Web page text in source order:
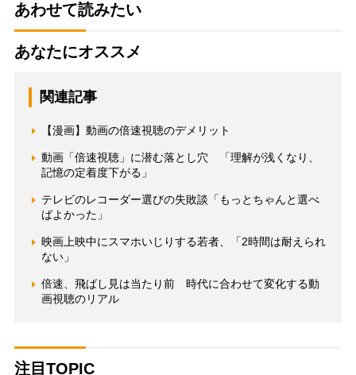
あわせて読みたい
あなたにオススメ
関連記事
【漫画】動画の倍速視聴のデメリット
動画「倍速視聴」に潜む落とし穴 「理解が浅くなり、
記憶の定着度下がる」
テレビのレコーダー選びの失敗談「もっとちゃんと選べ
ばよかった」
映画上映中にスマホいじりする若者、「2時間は耐えられ
ない」
倍速、飛ばし見は当たり前 時代に合わせて変化する動
画視聴のリアル
注目TOPIC